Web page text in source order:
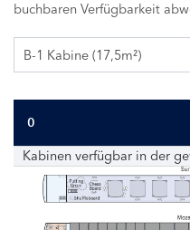
buchbaren Verfügbarkeit
B-1 Kabine (17,5m²)
0
Kabinen verfügbar in der